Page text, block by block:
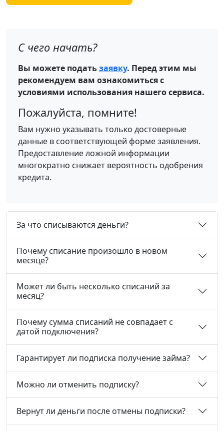
С чего начать?
Вы можете податьзаявку. Перед этим мы
рекомендуем вам ознакомиться с
условиями использования нашего сервиса.
Пожалуйста, помните!
Вам нужно указывать только достоверные
данные в соответствующей форме заявления.
Предоставление ложной информации
многократно снижает вероятность одобрения
кредита.
За что списываются деньги?
Почему списание произошло в новом
месяце?
Может ли быть несколько списаний за
месяц?
Почему сумма списаний не совпадает с
датой подключения?
Гарантирует ли подписка получение займа?
Можно ли отменить подписку?
Вернут ли деньги после отмены подписки?